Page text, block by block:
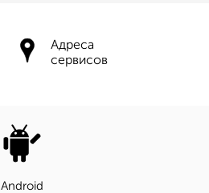
Адреса
сервисов
Android